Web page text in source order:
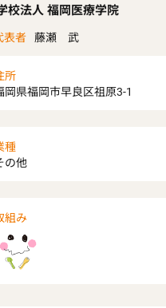
校法人 福岡医療学院
表者 藤瀬 武
所
岡県福岡市早良区祖原3-1
種
の他
組み